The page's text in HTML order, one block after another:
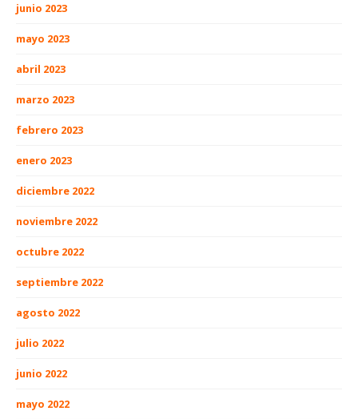
junio 2023
mayo 2023
abril 2023
marzo 2023
febrero 2023
enero 2023
diciembre 2022
noviembre 2022
octubre 2022
septiembre 2022
agosto 2022
julio 2022
junio 2022
mayo 2022